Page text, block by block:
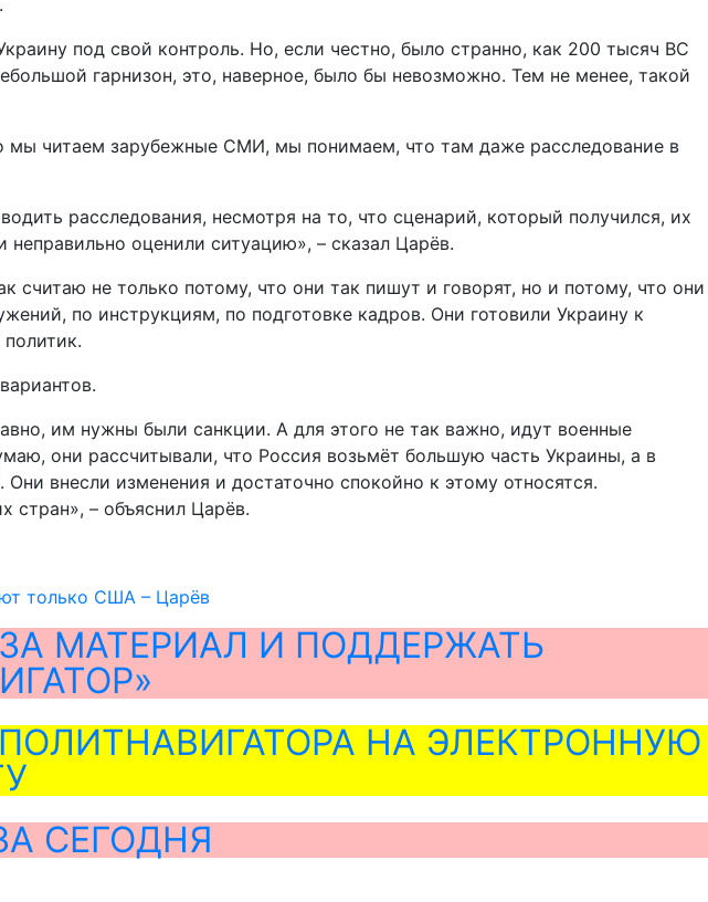
под свой контроль. Но, если честно, было странно, как 200 тысяч ВС
гарнизон, это, наверное, было бы невозможно. Тем не менее, такой
мы читаем зарубежные СМИ, мы понимаем, что там даже расследование в
расследования, несмотря на то, что сценарий, который получился, их
оценили ситуацию», – сказал Царёв.
считаю не только потому, что они так пишут и говорят, но и потому, что они
по инструкциям, по подготовке кадров. Они готовили Украину к
им нужны были санкции. А для этого не так важно, идут военные
они рассчитывали, что Россия возьмёт большую часть Украины, а в
внесли изменения и достаточно спокойно к этому относятся.
стран», – объяснил Царёв.
только США – Царёв
МАТЕРИАЛ И ПОДДЕРЖАТЬ
НА ЭЛЕКТРОННУЮ
СЕГОДНЯ